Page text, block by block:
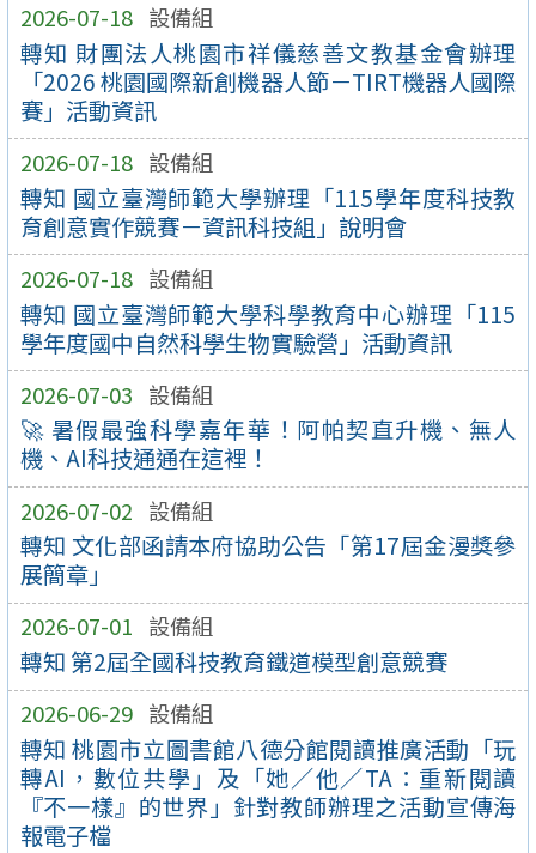
2026-07-18 設備組
轉知 財團法人桃園市祥儀慈善文教基金會辦理
「2026 桃園國際新創機器人節－TIRT機器人國際
賽」活動資訊
2026-07-18 設備組
轉知 國立臺灣師範大學辦理「115學年度科技教
育創意實作競賽－資訊科技組」說明會
2026-07-18 設備組
轉知 國立臺灣師範大學科學教育中心辦理「115
學年度國中自然科學生物實驗營」活動資訊
2026-07-03 設備組
🚀 暑假最強科學嘉年華！阿帕契直升機、無人
機、AI科技通通在這裡！
2026-07-02 設備組
轉知 文化部函請本府協助公告「第17屆金漫獎參
展簡章」
2026-07-01 設備組
轉知 第2屆全國科技教育鐵道模型創意競賽
2026-06-29 設備組
轉知 桃園市立圖書館八德分館閱讀推廣活動「玩
轉AI，數位共學」及「她／他／TA：重新閱讀
『不一樣』的世界」針對教師辦理之活動宣傳海
報電子檔